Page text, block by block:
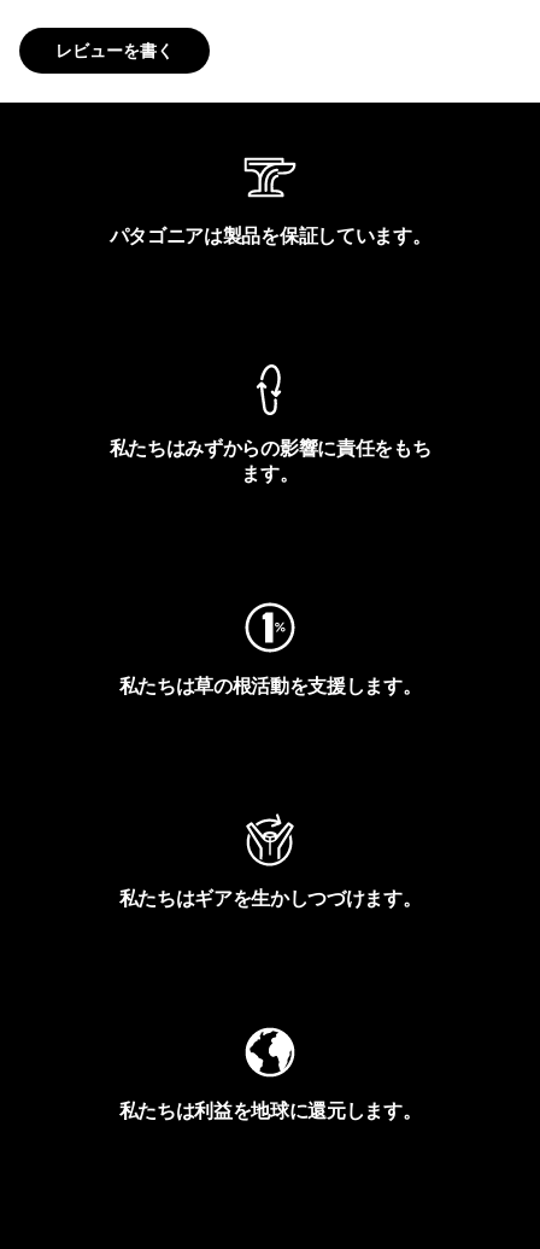
レビューを書く
パタゴニアは製品を保証しています。
私たちはみずからの影響に責任をもち
ます。
私たちは草の根活動を支援します。
私たちはギアを生かしつづけます。
私たちは利益を地球に還元します。